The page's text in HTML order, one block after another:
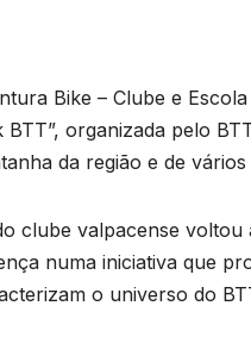
Bike – Clube e
BTT”, organizada pelo
da região e de
clube valpacense
numa iniciativa que
o universo do